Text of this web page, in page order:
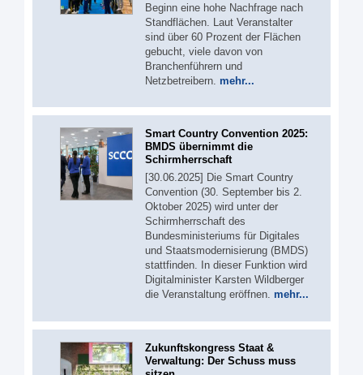
Beginn eine hohe Nachfrage nach
Standflächen. Laut Veranstalter
sind über 60 Prozent der Flächen
gebucht, viele davon von
Branchenführern und
Netzbetreibern. mehr...
Smart Country Convention 2025:
BMDS übernimmt die
Schirmherrschaft
[30.06.2025] Die Smart Country
Convention (30. September bis 2.
Oktober 2025) wird unter der
Schirmherrschaft des
Bundesministeriums für Digitales
und Staatsmodernisierung (BMDS)
stattfinden. In dieser Funktion wird
Digitalminister Karsten Wildberger
die Veranstaltung eröffnen. mehr...
Zukunftskongress Staat &
Verwaltung: Der Schuss muss